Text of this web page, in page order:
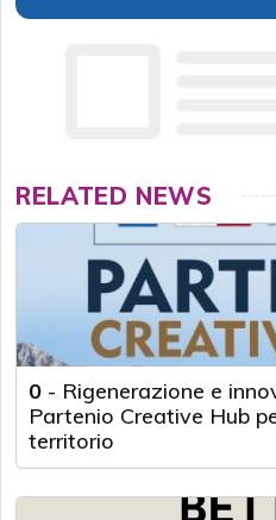
RELATED NEWS
0 - Rigenerazione e
Partenio Creative Hub
territorio